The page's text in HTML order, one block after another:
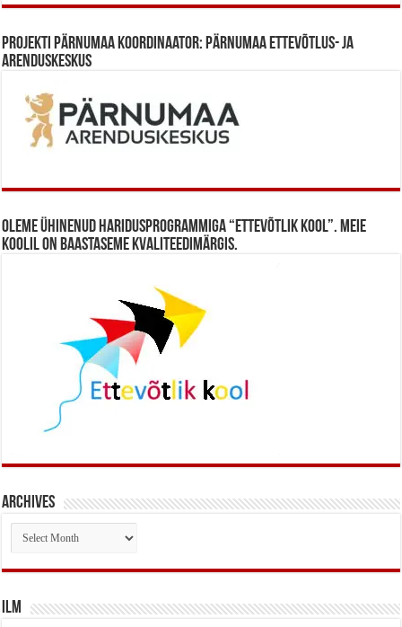
Projekti Pärnumaa koordinaator: Pärnumaa Ettevõtlus- ja
Arenduskeskus
Oleme ühinenud haridusprogrammiga “Ettevõtlik Kool”. Meie
koolil on baastaseme kvaliteedimärgis.
Archives
Archives
Ilm